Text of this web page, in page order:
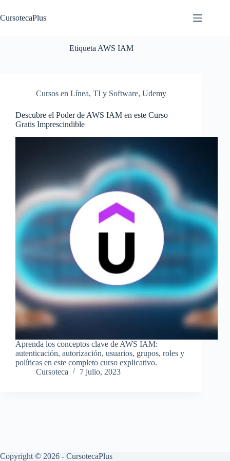
al
contenido
CursotecaPlus
Etiqueta AWS IAM
Cursos en Línea, TI y Software, Udemy
Descubre el Poder de AWS IAM en este Curso
Gratis Imprescindible
Aprenda los conceptos clave de AWS IAM:
autenticación, autorización, usuarios, grupos, roles y
políticas en este completo curso explicativo.
Cursoteca
7 julio, 2023
Copyright © 2026 - CursotecaPlus